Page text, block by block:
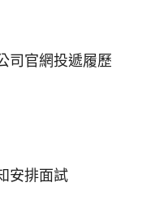
司官網投遞履歷
安排面試